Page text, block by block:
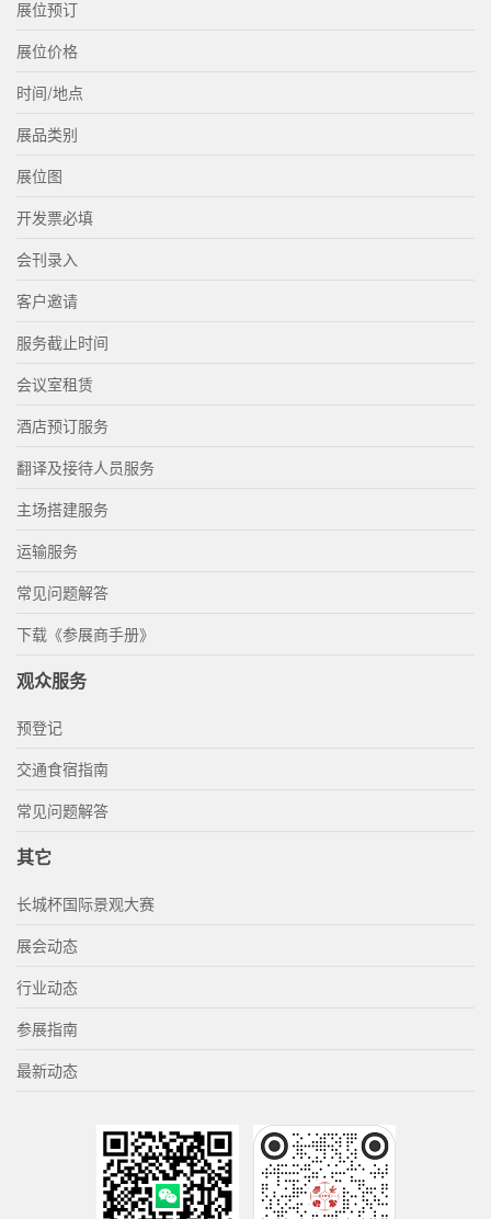
展位预订
展位价格
时间/地点
展品类别
展位图
开发票必填
会刊录入
客户邀请
服务截止时间
会议室租赁
酒店预订服务
翻译及接待人员服务
主场搭建服务
运输服务
常见问题解答
下载《参展商手册》
观众服务
预登记
交通食宿指南
常见问题解答
其它
长城杯国际景观大赛
展会动态
行业动态
参展指南
最新动态